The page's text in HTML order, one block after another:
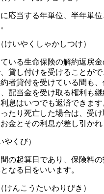
応当する年単位、半年単
けいやくしゃかしつけ）
いる生命保険の解約返戻
貸し付けを受けることが
者貸付を受けている間も、
配当金を受け取る権利も
息はいつでも返済できま
たり死亡した場合は、受
金とその利息が差し引かれ
くび）
の起算日であり、保険料の
なる日をいいます。
けんこうたいわりびき）